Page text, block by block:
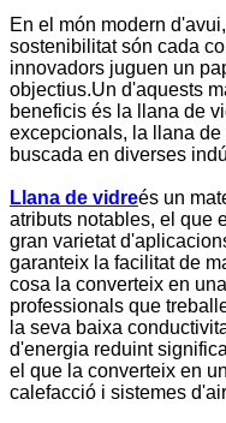
En el món modern
sostenibilitat són cada
innovadors juguen un
objectius.Un d'aquests
beneficis és la llana de
excepcionals, la llana
buscada en diverses
Llana de vidreés un
atributs notables, el que
gran varietat
garanteix la facilitat de
cosa la converteix en
professionals que
la seva baixa
d'energia reduint
el que la converteix en
calefacció i sistemes